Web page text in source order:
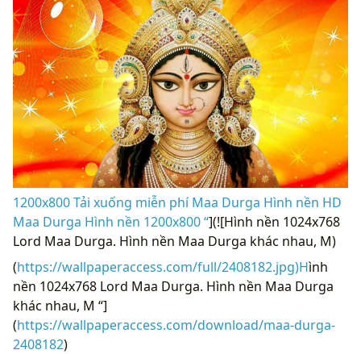
1200x800 Tải xuống miễn phí Maa Durga Hình nền HD
Maa Durga Hình nền 1200x800 “](![Hình nền 1024x768
Lord Maa Durga. Hình nền Maa Durga khác nhau, M)
(https://wallpaperaccess.com/full/2408182.jpg)Hình
nền 1024x768 Lord Maa Durga. Hình nền Maa Durga
khác nhau, M “]
(https://wallpaperaccess.com/download/maa-durga-
2408182)